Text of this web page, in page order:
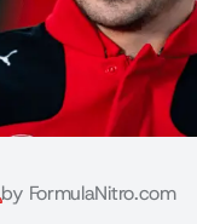
by FormulaNitro.com